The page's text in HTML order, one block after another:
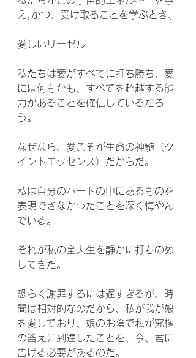
え,かつ、受け取ることを学ぶとき、
愛しいリーゼル
私たちは愛がすべてに打ち勝ち、愛
には何もかも、すべてを超越する能
力があることを確信しているだろ
う。
なぜなら、愛こそが生命の神髄（ク
イントエッセンス）だからだ。
私は自分のハートの中にあるものを
表現できなかったことを深く悔やん
でいる。
それが私の全人生を静かに打ちのめ
してきた。
恐らく謝罪するには遅すぎるが、時
間は相対的なのだから、私が我が娘
を愛しており、娘のお陰で私が究極
の答えに到達したことを、今、君に
告げる必要があるのだ。